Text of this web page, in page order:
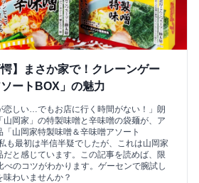
愕】まさか家で！クレーンゲー
ートBOX」の魅力
恋しい…でもお店に行く時間がない！」朗
岡家」の特製味噌と辛味噌の袋麺が、ア
「山岡家特製味噌＆辛味噌アソート
も最初は半信半疑でしたが、これは山岡家
だと感じています。この記事を読めば、限
べのコツがわかります。ゲーセンで腕試し
わいませんか？